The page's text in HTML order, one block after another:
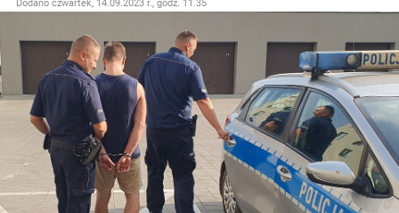
Dodano czwartek, 14.09.2023 r., godz. 11.35